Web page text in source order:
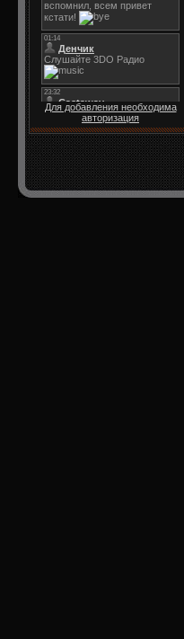
Для добавления необходима
авторизация